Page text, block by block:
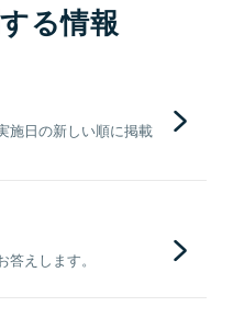
る情報
施日の新しい順に掲載
えします。